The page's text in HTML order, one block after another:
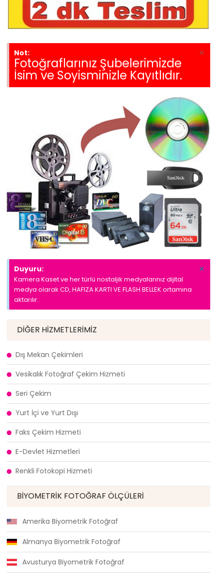
Not:
Fotoğraflarınız Şubelerimizde
İsim ve Soyisminizle Kayıtlıdır.
×
Duyuru:
Kamera Kaset ve her türlü nostaljik medyalarınız dijital
medya olarak CD, HAFIZA KARTI VE FLASH BELLEK ortamına
aktarılır.
×
DIĞER HIZMETLERIMIZ
Dış Mekan Çekimleri
Vesikalık Fotoğraf Çekim Hizmeti
Seri Çekim
Yurt İçi ve Yurt Dışı
Faks Çekim Hizmeti
E-Devlet Hizmetleri
Renkli Fotokopi Hizmeti
BIYOMETRIK FOTOĞRAF ÖLÇÜLERI
Amerika Biyometrik Fotoğraf
Almanya Biyometrik Fotoğraf
Avusturya Biyometrik Fotoğraf